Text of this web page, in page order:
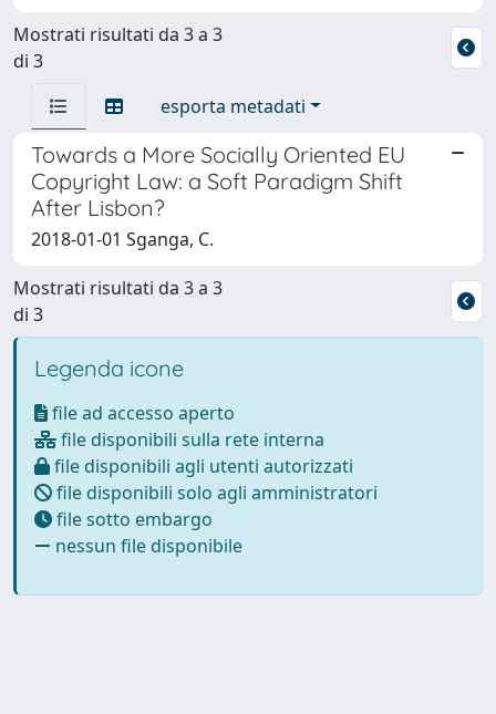
Mostrati risultati da 3 a 3
di 3
esporta metadati
Towards a More Socially Oriented EU
Copyright Law: a Soft Paradigm Shift
After Lisbon?
2018-01-01 Sganga, C.
Mostrati risultati da 3 a 3
di 3
Legenda icone
file ad accesso aperto
file disponibili sulla rete interna
file disponibili agli utenti autorizzati
file disponibili solo agli amministratori
file sotto embargo
nessun file disponibile